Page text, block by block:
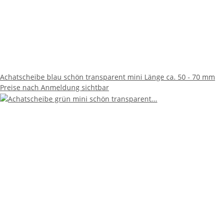
Achatscheibe blau schön transparent mini Länge ca. 50 - 70 mm
Preise nach Anmeldung sichtbar